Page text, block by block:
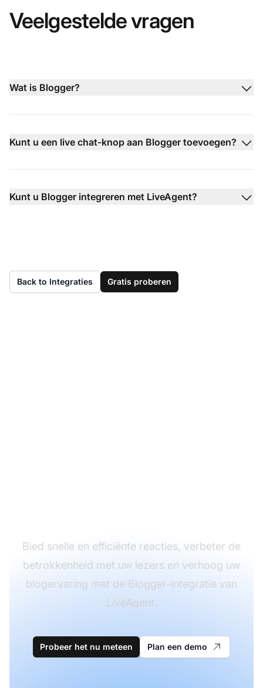
Veelgestelde vragen
Wat is Blogger?
Kunt u een live chat-knop aan Blogger toevoegen?
Kunt u Blogger integreren met LiveAgent?
Back to Integraties Gratis proberen
Bied snelle en efficiënte reacties, verbeter de
betrokkenheid met uw lezers en verhoog uw
blogervaring met de Blogger-integratie van
LiveAgent.
Probeer het nu meteen Plan een demo